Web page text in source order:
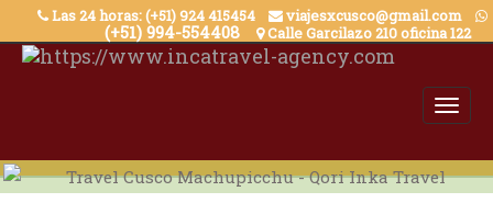
to
content
Las 24 horas: (+51) 924 415454 viajesxcusco@gmail.com
(+51) 994-554408 Calle Garcilazo 210 oficina 122